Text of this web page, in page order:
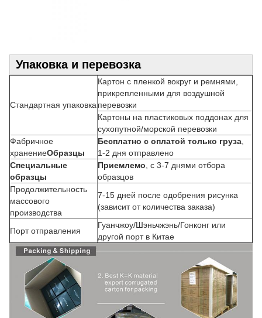
Упаковка и перевозка
Стандартная упаковка
Картон с пленкой вокруг и ремнями,
прикрепленными для воздушной
перевозки
Картоны на пластиковых поддонах для
сухопутной/морской перевозки
Фабричное
хранениеОбразцы
Бесплатно с оплатой только груза
1-2 дня отправлено
Специальные
образцы
Приемлемо , с 3-7 днями отбора
образцов
Продолжительность
массового
производства
7-15 дней после одобрения рисунка
(зависит от количества заказа)
Порт отправления
Гуанчжоу/Шэньчжэнь/Гонконг или
другой порт в Китае